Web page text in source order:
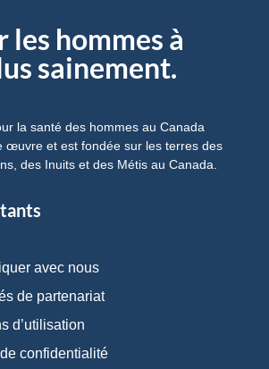
les hommes à
sainement.
la santé des hommes au Canada
œuvre et est fondée sur les terres des
des Inuits et des Métis au Canada.
avec nous
de partenariat
d’utilisation
confidentialité